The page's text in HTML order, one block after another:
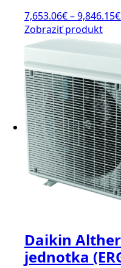
na
7,653.06€–9,846.15€
Zobraziť produktTento
si
na
Daikin
jednotka